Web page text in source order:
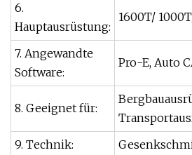
6.
Hauptausrüstung:
1600T/
7. Angewandte
Software:
Pro-E, Auto
8. Geeignet für:
9. Technik: